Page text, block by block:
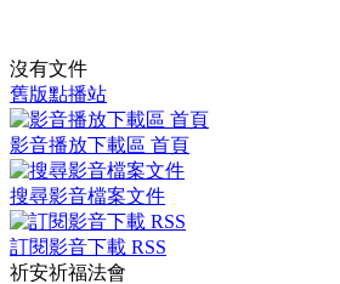
沒有文件
舊版點播站
影音播放下載區 首頁
搜尋影音檔案文件
訂閱影音下載 RSS
祈安祈福法會